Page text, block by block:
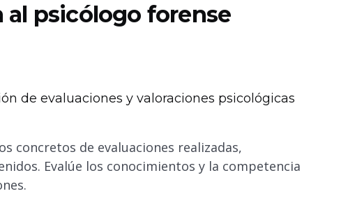
al psicólogo forense
de evaluaciones y valoraciones psicológicas
concretos de evaluaciones realizadas,
Evalúe los conocimientos y la competencia